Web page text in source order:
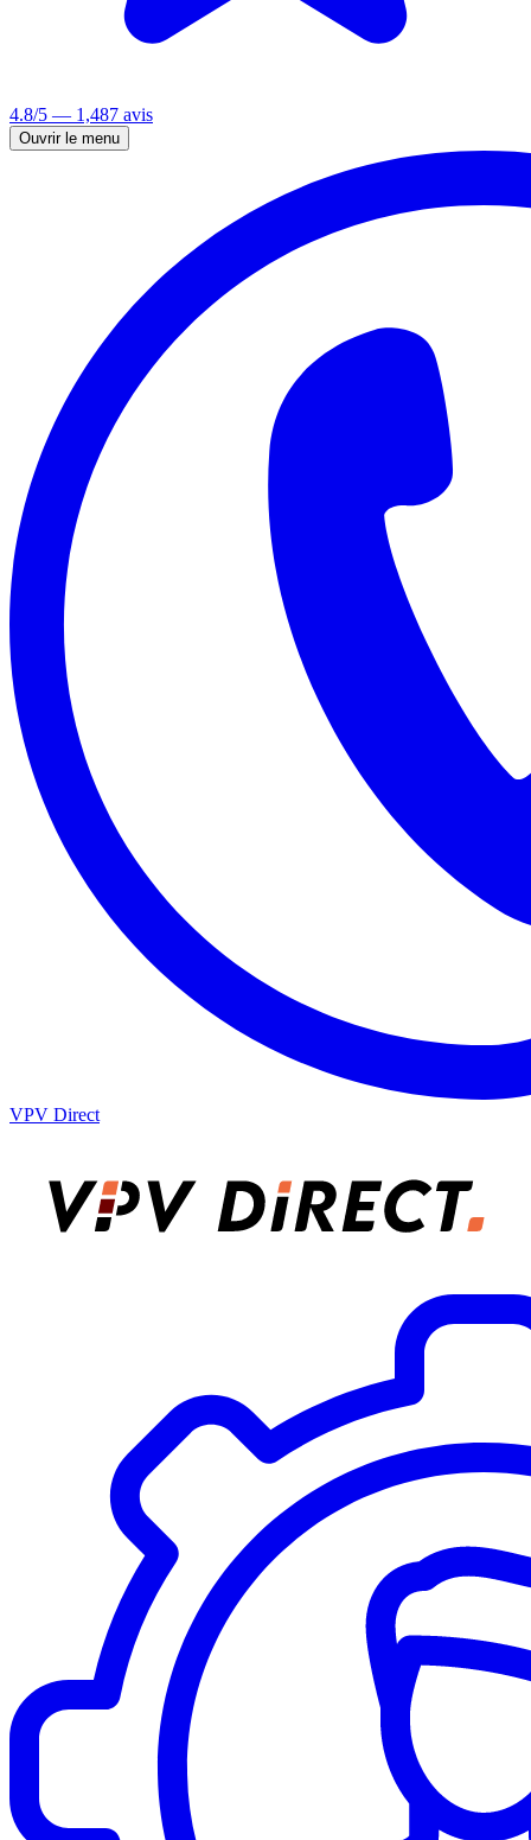
4.8/5 — 1,487 avis
Ouvrir le menu
VPV Direct